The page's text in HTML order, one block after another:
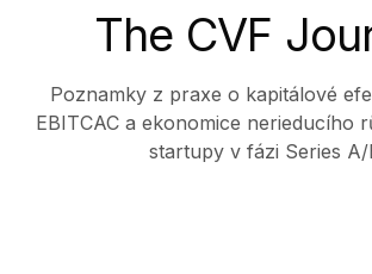
The CVF
Poznamky z praxe o kapitálové
EBITCAC a ekonomice nerieducího
startupy v fázi Series A/